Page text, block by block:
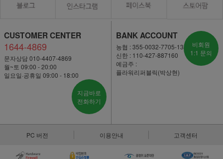
CUSTOMER CENTER
1644-4869
문자상담 010-4407-4869
월~토 09:00 - 20:00
일요일·공휴일 09:00 - 18:00
지금바로
전화하기
BANK ACCOUNT
농협 : 355-0032-7705-13
신한 : 110-427-887160
예금주 :
플라워리퍼블릭(박상현)
비회원
1:1 문의
PC 버전 이용안내 고객센터